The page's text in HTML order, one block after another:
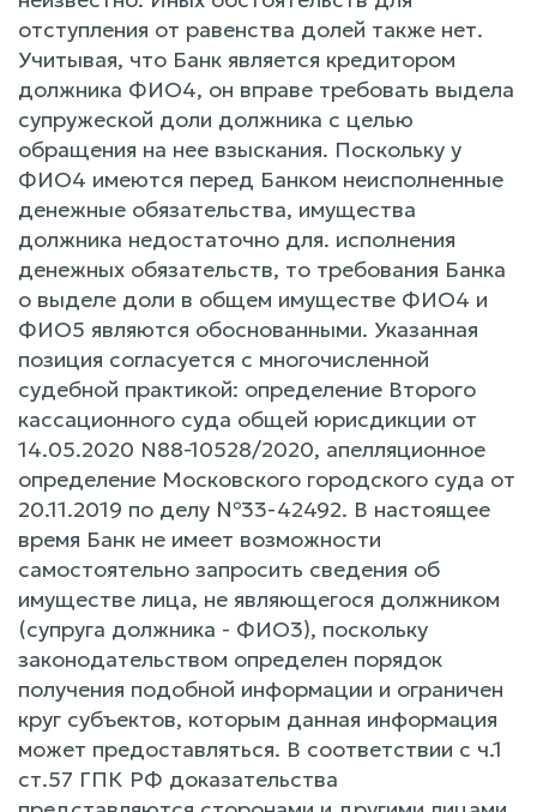
отступления от равенства долей также нет.
Учитывая, что Банк является кредитором
должника ФИО4, он вправе требовать выдела
супружеской доли должника c целью
обращения на нее взыскания. Поскольку y
ФИО4 имеются перед Банком неисполненные
денежные обязательства, имущества
должника недостаточно для. исполнения
денежных обязательств, то требования Банка
o выделе доли в общем имуществе ФИО4 и
ФИО5 являются обоснованными. Указанная
позиция согласуется c многочисленной
судебной практикой: определение Второго
кассационного суда общей юрисдикции от
14.05.2020 N88-10528/2020, апелляционное
определение Московского городского суда от
20.11.2019 по делу №33-42492. B настоящее
время Банк не имеет возможности
самостоятельно запросить сведения об
имуществе лица, не являющегося должником
(супруга должника - ФИО3), поскольку
законодательством определен порядок
получения подобной информации и ограничен
круг субъектов, которым данная информация
может предоставляться. B соответствии c ч.1
ст.57 ГПК РФ доказательства